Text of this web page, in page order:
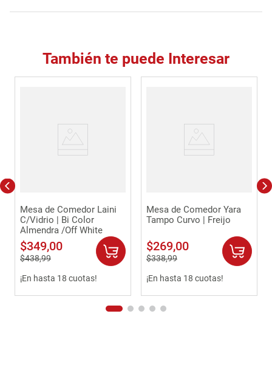
También te puede Interesar
Mesa de Comedor Laini
C/Vidrio | Bi Color
Almendra /Off White
$349,00
$438,99
¡En hasta 18 cuotas!
Mesa de Comedor Yara
Tampo Curvo | Freijo
$269,00
$338,99
¡En hasta 18 cuotas!